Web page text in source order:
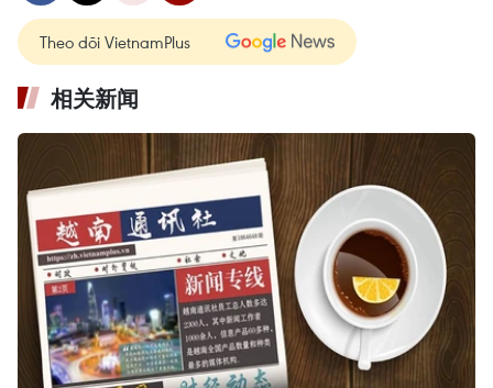
Theo dõi VietnamPlus
相关新闻